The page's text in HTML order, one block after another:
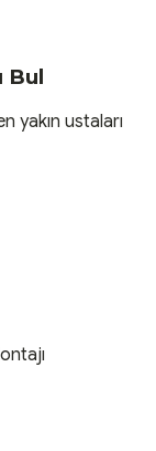
Bul
yakın ustaları